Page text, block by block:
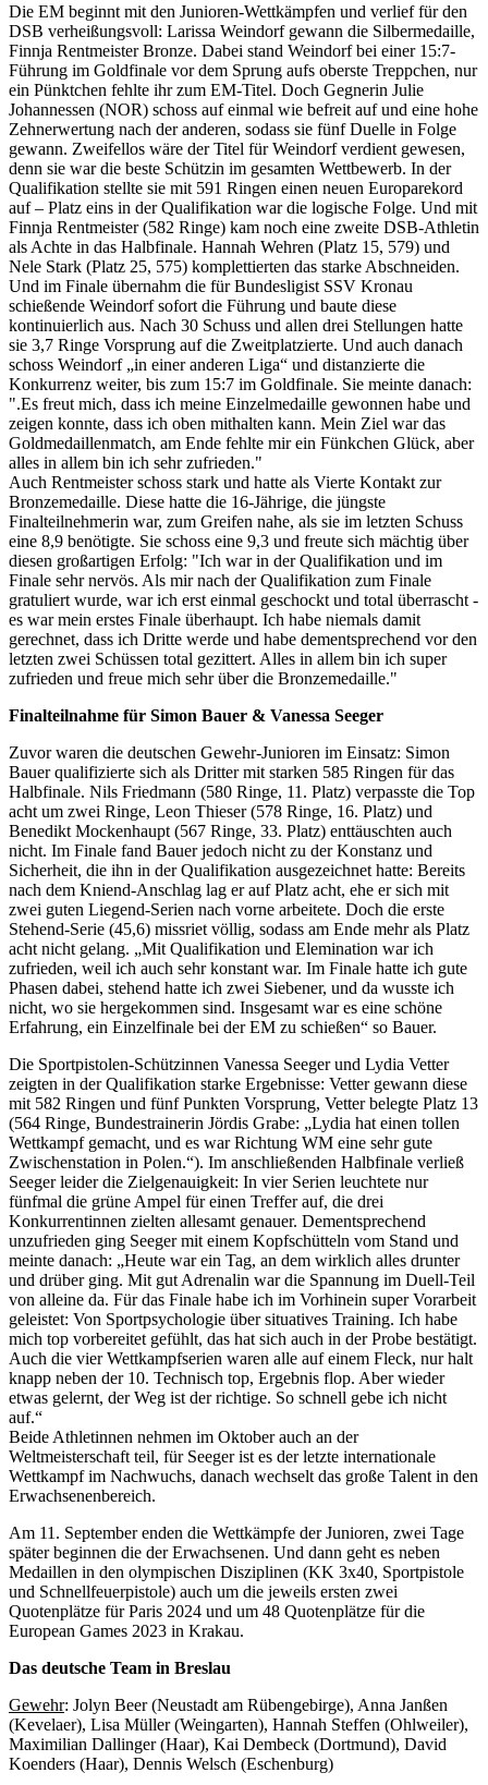
Die EM beginnt mit den Junioren-Wettkämpfen und verlief für den
DSB verheißungsvoll: Larissa Weindorf gewann die Silbermedaille,
Finnja Rentmeister Bronze. Dabei stand Weindorf bei einer 15:7-
Führung im Goldfinale vor dem Sprung aufs oberste Treppchen, nur
ein Pünktchen fehlte ihr zum EM-Titel. Doch Gegnerin Julie
Johannessen (NOR) schoss auf einmal wie befreit auf und eine hohe
Zehnerwertung nach der anderen, sodass sie fünf Duelle in Folge
gewann. Zweifellos wäre der Titel für Weindorf verdient gewesen,
denn sie war die beste Schützin im gesamten Wettbewerb. In der
Qualifikation stellte sie mit 591 Ringen einen neuen Europarekord
auf – Platz eins in der Qualifikation war die logische Folge. Und mit
Finnja Rentmeister (582 Ringe) kam noch eine zweite DSB-Athletin
als Achte in das Halbfinale. Hannah Wehren (Platz 15, 579) und
Nele Stark (Platz 25, 575) komplettierten das starke Abschneiden.
Und im Finale übernahm die für Bundesligist SSV Kronau
schießende Weindorf sofort die Führung und baute diese
kontinuierlich aus. Nach 30 Schuss und allen drei Stellungen hatte
sie 3,7 Ringe Vorsprung auf die Zweitplatzierte. Und auch danach
schoss Weindorf „in einer anderen Liga“ und distanzierte die
Konkurrenz weiter, bis zum 15:7 im Goldfinale. Sie meinte danach:
".Es freut mich, dass ich meine Einzelmedaille gewonnen habe und
zeigen konnte, dass ich oben mithalten kann. Mein Ziel war das
Goldmedaillenmatch, am Ende fehlte mir ein Fünkchen Glück, aber
alles in allem bin ich sehr zufrieden."
Auch Rentmeister schoss stark und hatte als Vierte Kontakt zur
Bronzemedaille. Diese hatte die 16-Jährige, die jüngste
Finalteilnehmerin war, zum Greifen nahe, als sie im letzten Schuss
eine 8,9 benötigte. Sie schoss eine 9,3 und freute sich mächtig über
diesen großartigen Erfolg: "Ich war in der Qualifikation und im
Finale sehr nervös. Als mir nach der Qualifikation zum Finale
gratuliert wurde, war ich erst einmal geschockt und total überrascht -
es war mein erstes Finale überhaupt. Ich habe niemals damit
gerechnet, dass ich Dritte werde und habe dementsprechend vor den
letzten zwei Schüssen total gezittert. Alles in allem bin ich super
zufrieden und freue mich sehr über die Bronzemedaille."
Finalteilnahme für Simon Bauer & Vanessa Seeger
Zuvor waren die deutschen Gewehr-Junioren im Einsatz: Simon
Bauer qualifizierte sich als Dritter mit starken 585 Ringen für das
Halbfinale. Nils Friedmann (580 Ringe, 11. Platz) verpasste die Top
acht um zwei Ringe, Leon Thieser (578 Ringe, 16. Platz) und
Benedikt Mockenhaupt (567 Ringe, 33. Platz) enttäuschten auch
nicht. Im Finale fand Bauer jedoch nicht zu der Konstanz und
Sicherheit, die ihn in der Qualifikation ausgezeichnet hatte: Bereits
nach dem Kniend-Anschlag lag er auf Platz acht, ehe er sich mit
zwei guten Liegend-Serien nach vorne arbeitete. Doch die erste
Stehend-Serie (45,6) missriet völlig, sodass am Ende mehr als Platz
acht nicht gelang. „Mit Qualifikation und Elemination war ich
zufrieden, weil ich auch sehr konstant war. Im Finale hatte ich gute
Phasen dabei, stehend hatte ich zwei Siebener, und da wusste ich
nicht, wo sie hergekommen sind. Insgesamt war es eine schöne
Erfahrung, ein Einzelfinale bei der EM zu schießen“ so Bauer.
Die Sportpistolen-Schützinnen Vanessa Seeger und Lydia Vetter
zeigten in der Qualifikation starke Ergebnisse: Vetter gewann diese
mit 582 Ringen und fünf Punkten Vorsprung, Vetter belegte Platz 13
(564 Ringe, Bundestrainerin Jördis Grabe: „Lydia hat einen tollen
Wettkampf gemacht, und es war Richtung WM eine sehr gute
Zwischenstation in Polen.“). Im anschließenden Halbfinale verließ
Seeger leider die Zielgenauigkeit: In vier Serien leuchtete nur
fünfmal die grüne Ampel für einen Treffer auf, die drei
Konkurrentinnen zielten allesamt genauer. Dementsprechend
unzufrieden ging Seeger mit einem Kopfschütteln vom Stand und
meinte danach: „Heute war ein Tag, an dem wirklich alles drunter
und drüber ging. Mit gut Adrenalin war die Spannung im Duell-Teil
von alleine da. Für das Finale habe ich im Vorhinein super Vorarbeit
geleistet: Von Sportpsychologie über situatives Training. Ich habe
mich top vorbereitet gefühlt, das hat sich auch in der Probe bestätigt.
Auch die vier Wettkampfserien waren alle auf einem Fleck, nur halt
knapp neben der 10. Technisch top, Ergebnis flop. Aber wieder
etwas gelernt, der Weg ist der richtige. So schnell gebe ich nicht
auf.“
Beide Athletinnen nehmen im Oktober auch an der
Weltmeisterschaft teil, für Seeger ist es der letzte internationale
Wettkampf im Nachwuchs, danach wechselt das große Talent in den
Erwachsenenbereich.
Am 11. September enden die Wettkämpfe der Junioren, zwei Tage
später beginnen die der Erwachsenen. Und dann geht es neben
Medaillen in den olympischen Disziplinen (KK 3x40, Sportpistole
und Schnellfeuerpistole) auch um die jeweils ersten zwei
Quotenplätze für Paris 2024 und um 48 Quotenplätze für die
European Games 2023 in Krakau.
Das deutsche Team in Breslau
Gewehr: Jolyn Beer (Neustadt am Rübengebirge), Anna Janßen
(Kevelaer), Lisa Müller (Weingarten), Hannah Steffen (Ohlweiler),
Maximilian Dallinger (Haar), Kai Dembeck (Dortmund), David
Koenders (Haar), Dennis Welsch (Eschenburg)